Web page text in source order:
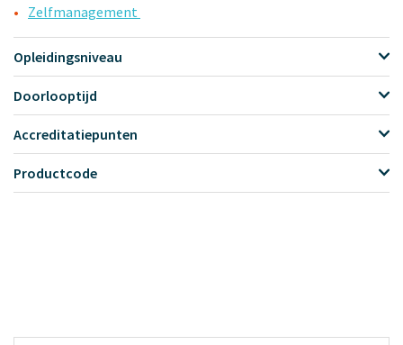
Zelfmanagement
Opleidingsniveau
Doorlooptijd
Accreditatiepunten
Productcode